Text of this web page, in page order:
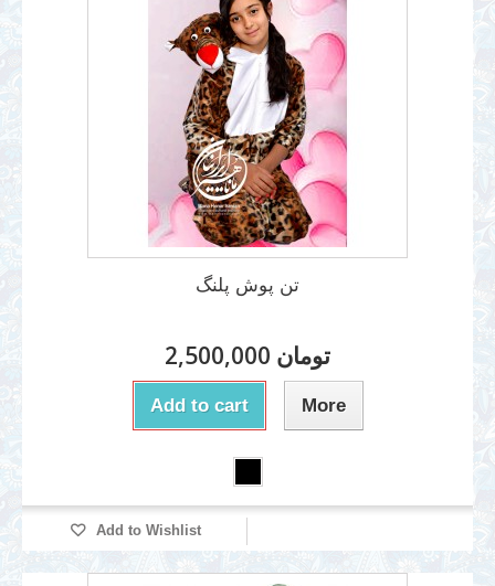
تن پوش پلنگ
2,500,000 تومان
Add to cart More
Add to Wishlist